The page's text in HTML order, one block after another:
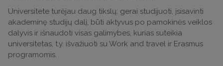
Universitete turėjau daug tikslų: gerai studijuoti, įsisavinti
akademinę studijų dalį, būti aktyvus po pamokinės veiklos
dalyvis ir išnaudoti visas galimybes, kurias suteikia
universitetas, t.y. išvažiuoti su Work and travel ir Erasmus
programomis.